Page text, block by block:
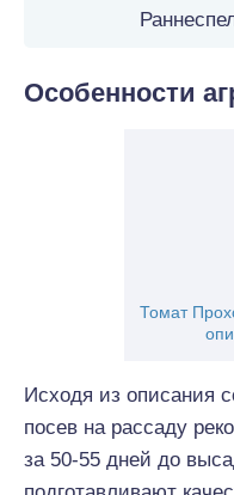
Особенности
Томат
Исходя из описания
посев на рассаду
за 50-55 дней до